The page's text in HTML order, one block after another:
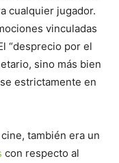
cualquier jugador.
vinculadas
“desprecio por el
sino más bien
estrictamente en
también era un
con respecto al